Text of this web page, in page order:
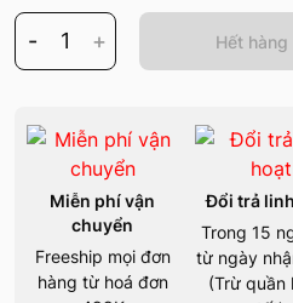
- 1 + Hết hàng
Miễn phí vận
chuyển
Freeship mọi đơn
hàng từ hoá đơn
Đổi trả
Trong 15
từ ngày
(Trừ quần